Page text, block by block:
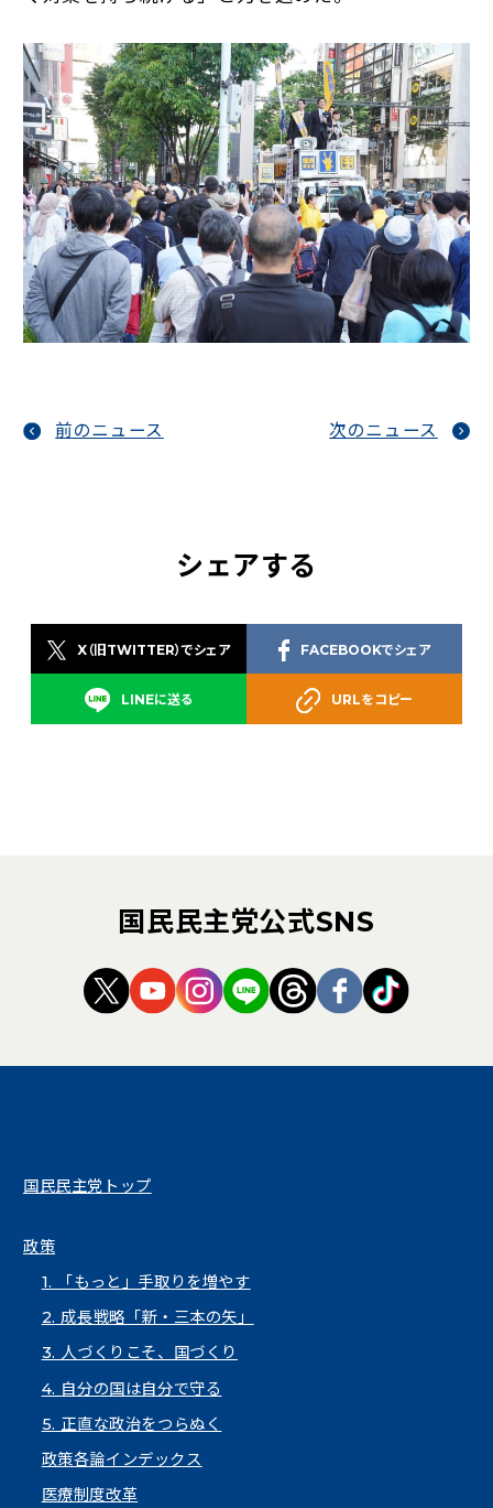
前のニュース 次のニュース
シェアする
X（旧TWITTER）でシェア
LINEに送る
FACEBOOKでシェア
URLをコピー
国民民主党公式SNS
（新しいタブで開く）
（新しいタブで開く）
（新しいタブで開く）
（新しいタブで開く）
（新しいタブで開
（新しいタブ
（新しい
国民民主党トップ
政策
1. 「もっと」手取りを増やす
2. 成長戦略「新・三本の矢」
3. 人づくりこそ、国づくり
4. 自分の国は自分で守る
5. 正直な政治をつらぬく
政策各論インデックス
医療制度改革